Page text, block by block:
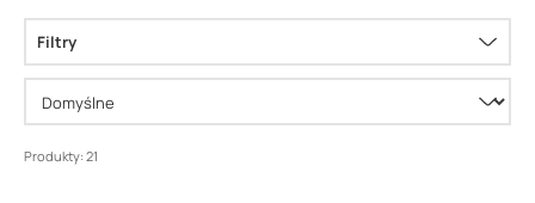
Filtry
Produkty: 21